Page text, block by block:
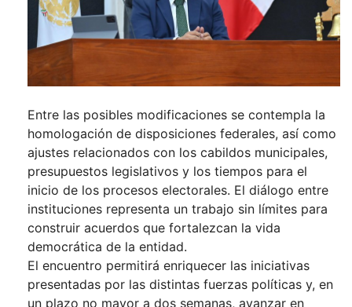
Entre las posibles modificaciones se contempla la
homologación de disposiciones federales, así como
ajustes relacionados con los cabildos municipales,
presupuestos legislativos y los tiempos para el
inicio de los procesos electorales. El diálogo entre
instituciones representa un trabajo sin límites para
construir acuerdos que fortalezcan la vida
democrática de la entidad.
El encuentro permitirá enriquecer las iniciativas
presentadas por las distintas fuerzas políticas y, en
un plazo no mayor a dos semanas, avanzar en